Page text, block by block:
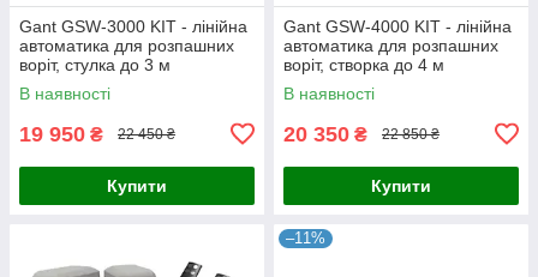
Gant GSW-3000 KIT - лінійна
автоматика для розпашних
воріт, стулка до 3 м
В наявності
19 950 ₴ 22 450 ₴
Купити
Gant GSW-4000 KIT - лінійна
автоматика для розпашних
воріт, створка до 4 м
В наявності
20 350 ₴ 22 850 ₴
Купити
–11%